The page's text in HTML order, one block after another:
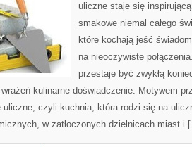
uliczne staje się
smakowe niemal całego
które kochają jeść
na nieoczywiste
przestaje być zwykłą
wrażeń kulinarne doświadczenie. Motywem
uliczne, czyli kuchnia, która rodzi się na
w zatłoczonych dzielnicach miast i